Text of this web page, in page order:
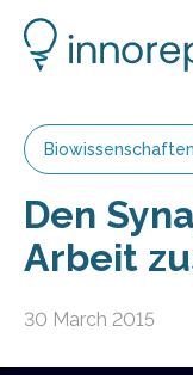
Den
Arbeit
30 March 2015